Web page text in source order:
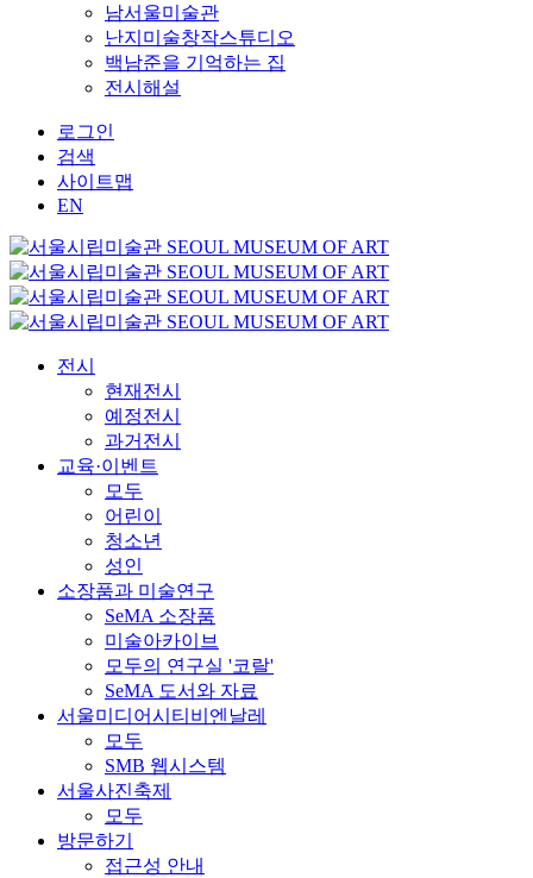
남서울미술관
난지미술창작스튜디오
백남준을 기억하는 집
전시해설
로그인
검색
사이트맵
EN
전시
현재전시
예정전시
과거전시
교육·이벤트
모두
어린이
청소년
성인
소장품과 미술연구
SeMA 소장품
미술아카이브
모두의 연구실 '코랄'
SeMA 도서와 자료
서울미디어시티비엔날레
모두
SMB 웹시스템
서울사진축제
모두
방문하기
접근성 안내